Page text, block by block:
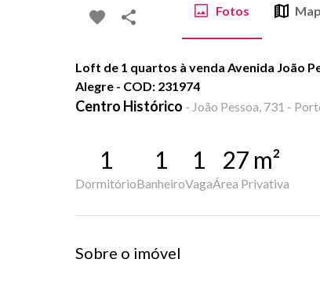
Fotos
Loft de 1 quartos à venda Avenida João
Alegre - COD: 231974
Centro Histórico - João Pessoa, 731 -
1
Dormitório
1
Banheiro
1
Vaga
27 m²
Área Privativa
Sobre o imóvel